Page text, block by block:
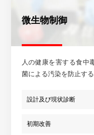
微生物制御
人の健康を害する食中
菌による汚染を防止す
設計及び現状診断
初期改善